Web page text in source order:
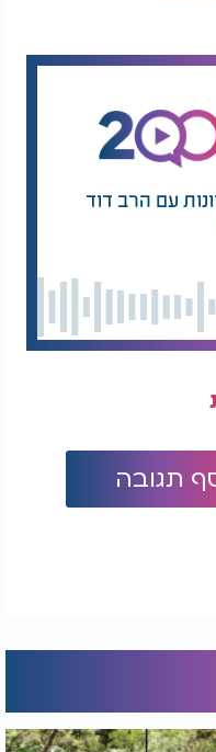
עם הרב דוד
תגובה